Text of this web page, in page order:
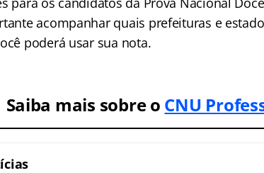
acompanhar quais prefeituras e
poderá usar sua nota.
Saiba mais sobre o CNU